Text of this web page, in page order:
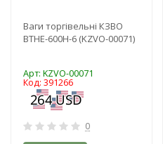
Ваги торгівельні КЗВО
BTНЕ-600Н-6 (KZVO-00071)
Арт: KZVO-00071
Код: 391266
0